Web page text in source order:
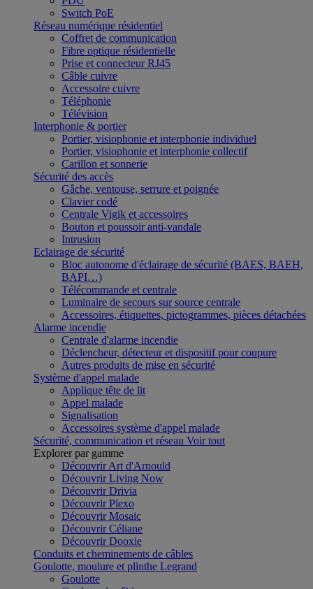
Switch PoE
Réseau numérique résidentiel
Coffret de communication
Fibre optique résidentielle
Prise et connecteur RJ45
Câble cuivre
Accessoire cuivre
Téléphonie
Télévision
Interphonie & portier
Portier, visiophonie et interphonie individuel
Portier, visiophonie et interphonie collectif
Carillon et sonnerie
Sécurité des accès
Gâche, ventouse, serrure et poignée
Clavier codé
Centrale Vigik et accessoires
Bouton et poussoir anti-vandale
Intrusion
Eclairage de sécurité
Bloc autonome d'éclairage de sécurité (BAES, BAEH,
BAPI…)
Télécommande et centrale
Luminaire de secours sur source centrale
Accessoires, étiquettes, pictogrammes, pièces détachées
Alarme incendie
Centrale d'alarme incendie
Déclencheur, détecteur et dispositif pour coupure
Autres produits de mise en sécurité
Système d'appel malade
Applique tête de lit
Appel malade
Signalisation
Accessoires système d'appel malade
Sécurité, communication et réseau Voir tout
Explorer par gamme
Découvrir Art d'Arnould
Découvrir Living Now
Découvrir Drivia
Découvrir Plexo
Découvrir Mosaic
Découvrir Céliane
Découvrir Dooxie
Conduits et cheminements de câbles
Goulotte, moulure et plinthe Legrand
Goulotte